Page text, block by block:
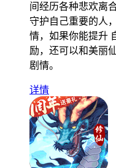
间经历各种悲欢离
守护自己重要的人
情，如果你能提升
励，还可以和美丽
剧情。
详情